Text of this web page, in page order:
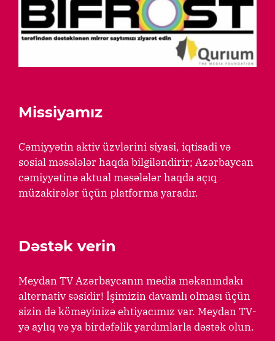
Missiyamız
Cəmiyyətin aktiv üzvlərini siyasi, iqtisadi və
sosial məsələlər haqda bilgiləndirir; Azərbaycan
cəmiyyətinə aktual məsələlər haqda açıq
müzakirələr üçün platforma yaradır.
Dəstək verin
Meydan TV Azərbaycanın media məkanındakı
alternativ səsidir! İşimizin davamlı olması üçün
sizin də köməyinizə ehtiyacımız var. Meydan TV-
yə aylıq və ya birdəfəlik yardımlarla dəstək olun.